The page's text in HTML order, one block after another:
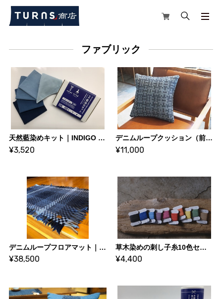
ファブリック
天然藍染めキット｜INDIGO LAB
¥3,520
デニムループクッション（前面ループ）｜福山デニム,クッション｜PooLoce
¥11,000
デニムループフロアマット｜福山デニム,フロアマット｜PooLoce
¥38,500
草木染めの刺し子糸10色セット｜けせら工房
¥4,400